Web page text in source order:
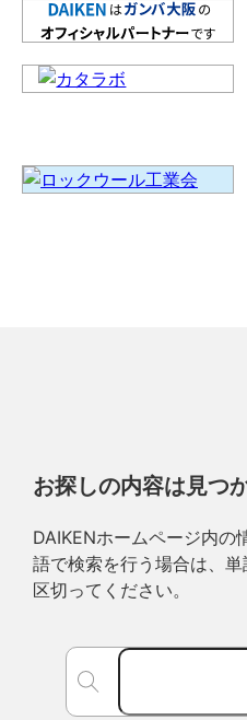
お探しの内容は見つ
DAIKENホームページ内の
語で検索を行う場合は、
区切ってください。